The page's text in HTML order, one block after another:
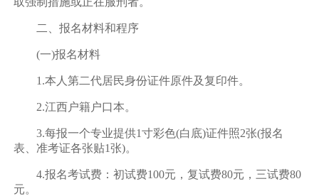
二、报名材料和程序
(一)报名材料
1.本人第二代居民身份证件原件及复印件。
2.江西户籍户口本。
3.每报一个专业提供1寸彩色(白底)证件照2张(报名
表、准考证各张贴1张)。
4.报名考试费：初试费100元，复试费80元，三试费80
元。